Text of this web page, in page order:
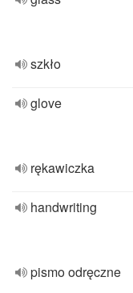
szkło
glove
rękawiczka
handwriting
pismo odręczne